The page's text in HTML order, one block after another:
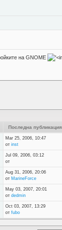
на GNOME
Последна публикация
Mar 25, 2006, 10:47
от inst
Jul 09, 2006, 03:12
от
Aug 31, 2006, 20:06
от MarineForce
May 03, 2007, 20:01
от dedmin
Oct 03, 2007, 13:29
от fubo